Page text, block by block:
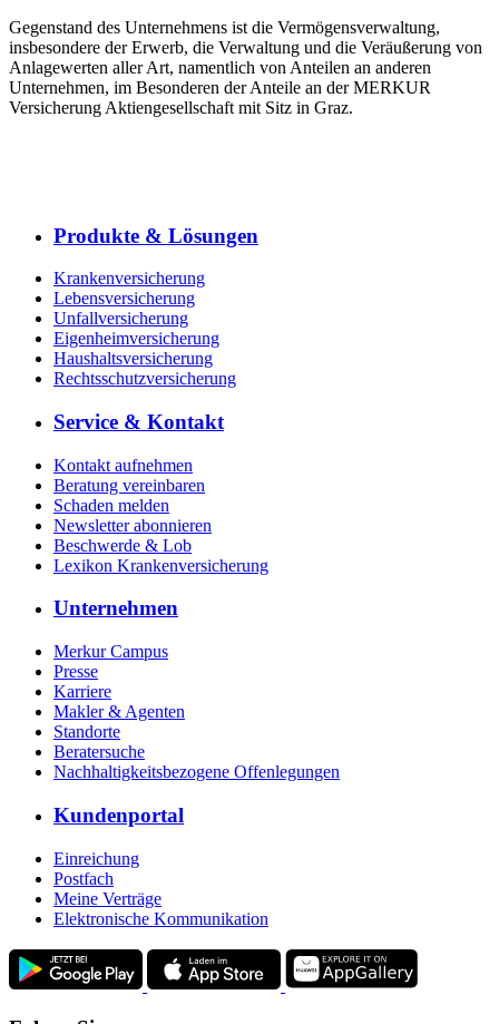
Gegenstand des Unternehmens ist die Vermögensverwaltung,
insbesondere der Erwerb, die Verwaltung und die Veräußerung von
Anlagewerten aller Art, namentlich von Anteilen an anderen
Unternehmen, im Besonderen der Anteile an der MERKUR
Versicherung Aktiengesellschaft mit Sitz in Graz.
Produkte & Lösungen
Krankenversicherung
Lebensversicherung
Unfallversicherung
Eigenheimversicherung
Haushaltsversicherung
Rechtsschutzversicherung
Service & Kontakt
Kontakt aufnehmen
Beratung vereinbaren
Schaden melden
Newsletter abonnieren
Beschwerde & Lob
Lexikon Krankenversicherung
Unternehmen
Merkur Campus
Presse
Karriere
Makler & Agenten
Standorte
Beratersuche
Nachhaltigkeitsbezogene Offenlegungen
Kundenportal
Einreichung
Postfach
Meine Verträge
Elektronische Kommunikation